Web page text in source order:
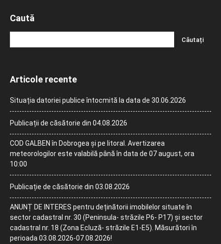
Caută
Articole recente
Situația datoriei publice întocmită la data de 30.06.2026
Publicații de căsătorie din 04.08.2026
COD GALBEN în Dobrogea și pe litoral. Avertizarea
meteorologilor este valabilă până în data de 07 august, ora
10:00
Publicație de căsătorie din 03.08.2026
ANUNȚ DE INTERES pentru deținătorii imobilelor situate în
sector cadastral nr. 30 (Peninsula- străzile P6- P17) și sector
cadastral nr. 18 (Zona Ecluză- străzile E1-E5). Măsurători în
perioada 03.08.2026-07.08.2026!